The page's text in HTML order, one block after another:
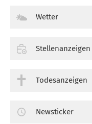
Wetter
Stellenanzeigen
Todesanzeigen
Newsticker